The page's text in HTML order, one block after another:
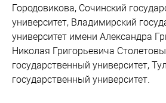
Городовикова, Сочинский
университет, Владимирский
университет имени Александра
Николая Григорьевича
государственный университет,
государственный университет.